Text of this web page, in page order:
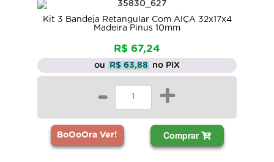
Kit 3 Bandeja Retangular Com AlÇA 32x17x4
Madeira Pinus 10mm
R$ 67,24
ou R$ 63,88 no PIX
- +
BoOoOra Ver! Comprar